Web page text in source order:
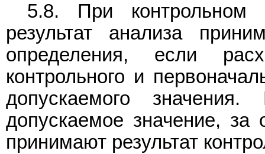
5.8. При контрольном
результат анализа
определения, если
контрольного и
допускаемого
допускаемое значение, за
принимают результат